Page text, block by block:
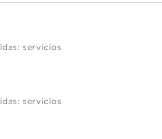
servicios
servicios